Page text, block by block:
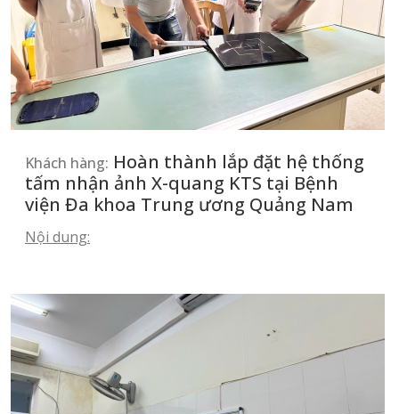
Khách hàng: Hoàn thành lắp đặt hệ thống
tấm nhận ảnh X-quang KTS tại Bệnh
viện Đa khoa Trung ương Quảng Nam
Nội dung: